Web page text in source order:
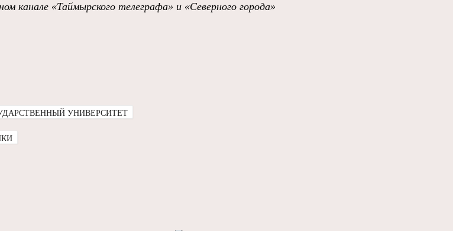
канале «Таймырского телеграфа» и «Северного города»
УНИВЕРСИТЕТ